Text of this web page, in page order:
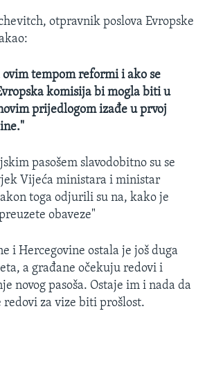
otpravnik poslova Evropske
ovim tempom reformi i ako se
komisija bi mogla biti u
prijedlogom izađe u prvoj
pasošem slavodobitno su se
Vijeća ministara i ministar
toga odjurili su na, kako je
obaveze"
i Hercegovine ostala je još duga
a građane očekuju redovi i
novog pasoša. Ostaje im i nada da
redovi za vize biti prošlost.